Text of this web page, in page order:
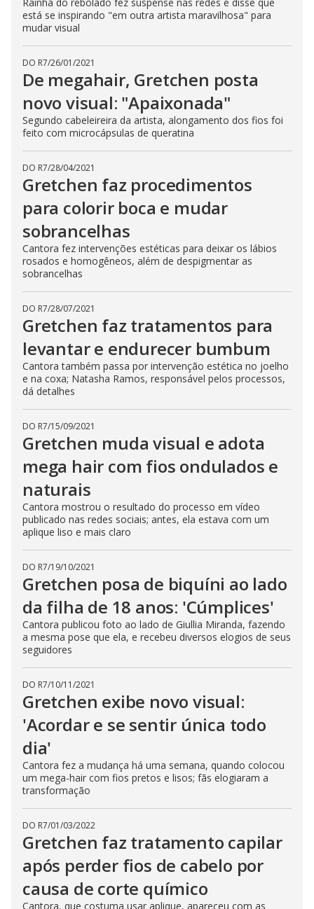
está se inspirando "em outra artista maravilhosa" para
mudar visual
DO R7/26/01/2021
De megahair, Gretchen posta
novo visual: "Apaixonada"
Segundo cabeleireira da artista, alongamento dos fios foi
feito com microcápsulas de queratina
DO R7/28/04/2021
Gretchen faz procedimentos
para colorir boca e mudar
sobrancelhas
Cantora fez intervenções estéticas para deixar os lábios
rosados e homogêneos, além de despigmentar as
sobrancelhas
DO R7/28/07/2021
Gretchen faz tratamentos para
levantar e endurecer bumbum
Cantora também passa por intervenção estética no joelho
e na coxa; Natasha Ramos, responsável pelos processos,
dá detalhes
DO R7/15/09/2021
Gretchen muda visual e adota
mega hair com fios ondulados e
naturais
Cantora mostrou o resultado do processo em vídeo
publicado nas redes sociais; antes, ela estava com um
aplique liso e mais claro
DO R7/19/10/2021
Gretchen posa de biquíni ao lado
da filha de 18 anos: 'Cúmplices'
Cantora publicou foto ao lado de Giullia Miranda, fazendo
a mesma pose que ela, e recebeu diversos elogios de seus
seguidores
DO R7/10/11/2021
Gretchen exibe novo visual:
'Acordar e se sentir única todo
dia'
Cantora fez a mudança há uma semana, quando colocou
um mega-hair com fios pretos e lisos; fãs elogiaram a
transformação
DO R7/01/03/2022
Gretchen faz tratamento capilar
após perder fios de cabelo por
causa de corte químico
Cantora, que costuma usar aplique, apareceu com as